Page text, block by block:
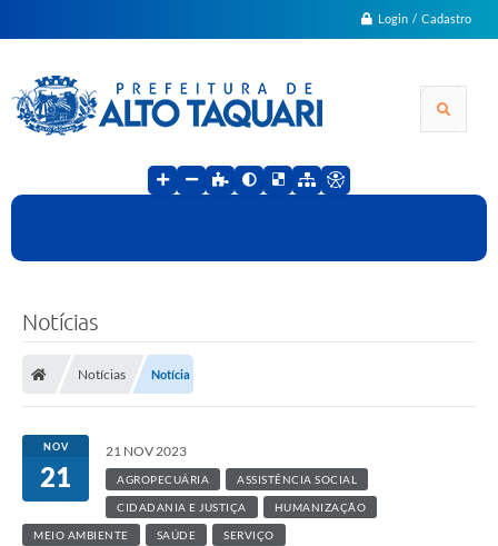
Login / Cadastro
Notícias
Notícias Notícia
NOV
21
21 NOV 2023
AGROPECUÁRIA ASSISTÊNCIA SOCIAL
CIDADANIA E JUSTIÇA HUMANIZAÇÃO
MEIO AMBIENTE SAÚDE SERVIÇO